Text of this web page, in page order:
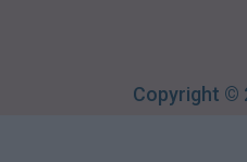
Copyright ©